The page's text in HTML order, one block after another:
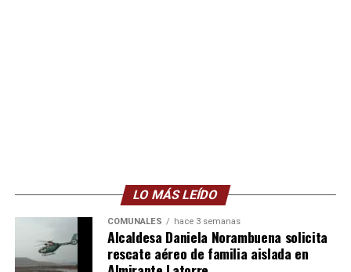
LO MÁS LEÍDO
COMUNALES hace 3 semanas
Alcaldesa Daniela Norambuena solicita
rescate aéreo de familia aislada en